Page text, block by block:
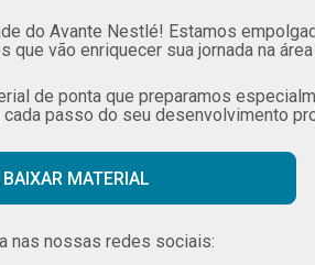
do Avante Nestlé! Estamos
vão enriquecer sua jornada na
de ponta que preparamos
passo do seu desenvolvimento
BAIXAR MATERIAL​
nas nossas redes sociais: